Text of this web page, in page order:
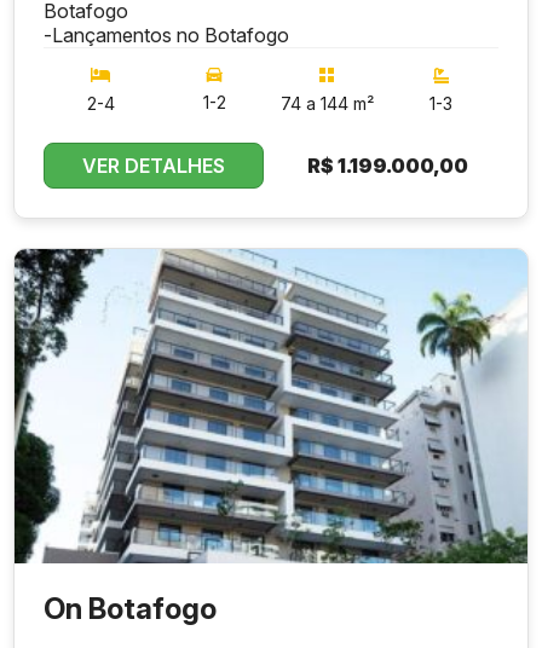
Botafogo
-Lançamentos no Botafogo
2-4 1-2 74 a 144 m² 1-3
VER DETALHES R$1.199.000,00
On Botafogo